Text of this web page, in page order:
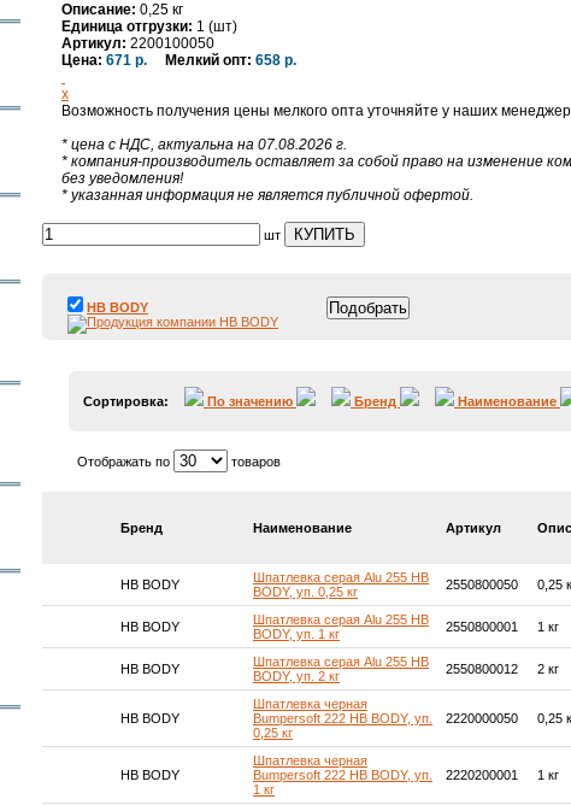
Описание: 0,25 кг
Единица отгрузки: 1 (шт)
Артикул: 2200100050
Цена: 671 р. Мелкий опт: 658 р.
x
Возможность получения цены мелкого опта уточняйте у наших
* цена с НДС, актуальна на 07.08.2026 г.
* компания-производитель оставляет за собой право на изменение
без уведомления!
* указанная информация не является публичной офертой.
шт КУПИТЬ
HB BODY
Сортировка: По значению Бренд Наименование
Отображать по товаров
Бренд Наименование Артикул
HB BODY
Шпатлевка серая Alu 255 HB
BODY, уп. 0,25 кг
2550800050 0,25
HB BODY
Шпатлевка серая Alu 255 HB
BODY, уп. 1 кг
2550800001 1 кг
HB BODY
Шпатлевка серая Alu 255 HB
BODY, уп. 2 кг
2550800012 2 кг
HB BODY
Шпатлевка черная
Bumpersoft 222 HB BODY, уп.
0,25 кг
2220000050 0,25
HB BODY
Шпатлевка черная
Bumpersoft 222 HB BODY, уп.
1 кг
2220200001 1 кг